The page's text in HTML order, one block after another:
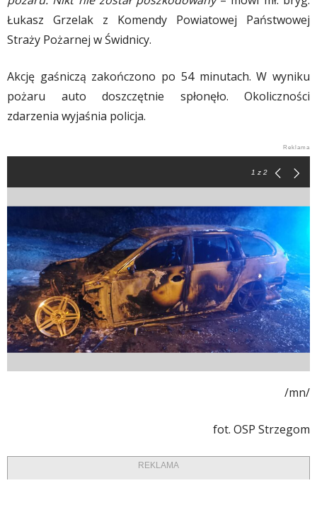
Łukasz Grzelak z Komendy Powiatowej Państwowej
Straży Pożarnej w Świdnicy.
Akcję gaśniczą zakończono po 54 minutach. W wyniku
pożaru auto doszczętnie spłonęło. Okoliczności
zdarzenia wyjaśnia policja.
1 z 2
/mn/
fot. OSP Strzegom
REKLAMA